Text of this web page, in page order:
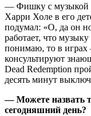
— Фишку с музыкой
Харри Холе в его
подумал: «О, да он
работает, что
понимаю, то в играх
консультируют
Dead Redemption
десять минут
— Можете назвать
сегодняшний день?